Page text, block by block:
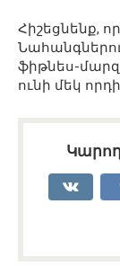
Հիշեցնենք,
ֆիթնես-
ունի մեկ
Կարող